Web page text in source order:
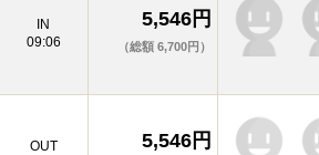
IN
09:06
5,546円
（総額 6,700円）
OUT
5,546円